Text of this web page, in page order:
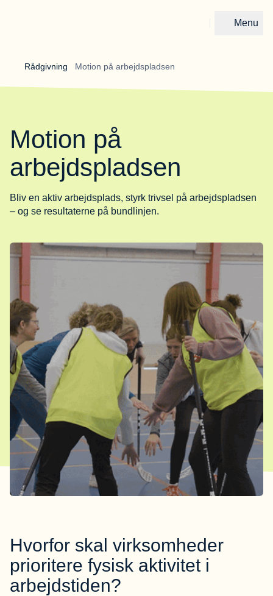
Menu
Rådgivning Motion på arbejdspladsen
Motion på
arbejdspladsen
Bliv en aktiv arbejdsplads, styrk trivsel på arbejdspladsen
– og se resultaterne på bundlinjen.
Hvorfor skal virksomheder
prioritere fysisk aktivitet i
arbejdstiden?